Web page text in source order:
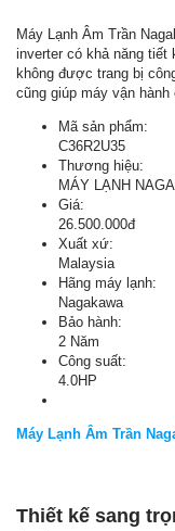
Máy Lạnh Âm Trần
inverter có khả năng tiết
không được trang bị
cũng giúp máy vận
Mã sản phẩm:
C36R2U35
Thương hiệu:
MÁY LẠNH
Giá:
26.500.000đ
Xuất xứ:
Malaysia
Hãng máy lạnh:
Nagakawa
Bảo hành:
2 Năm
Công suất:
4.0HP
Máy Lạnh Âm Trần
Thiết kế sang